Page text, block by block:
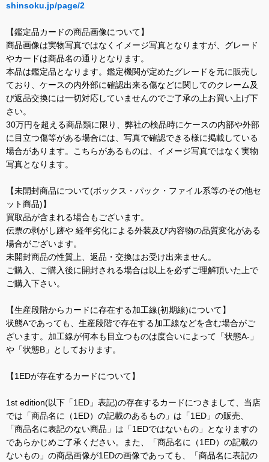
shinsoku.jp/page/2
【鑑定品カードの商品画像について】
商品画像は実物写真ではなくイメージ写真となりますが、グレード
やカードは商品名の通りとなります。
本品は鑑定品となります。鑑定機関が定めたグレードを元に販売し
ており、ケースの内外部に確認出来る傷などに関してのクレーム及
び返品交換には一切対応していませんのでご了承の上お買い上げ下
さい。
30万円を超える商品類に限り、弊社の検品時にケースの内部や外部
に目立つ傷等がある場合には、写真で確認できる様に掲載している
場合があります。こちらがあるものは、イメージ写真ではなく実物
写真となります。
【未開封商品について(ボックス・パック・ファイル系等のその他セ
ット商品)】
買取品が含まれる場合もございます。
伝票の剥がし跡や 経年劣化による外装及び内容物の品質変化がある
場合がございます。
未開封商品の性質上、返品・交換はお受け出来ません。
ご購入、ご購入後に開封される場合は以上を必ずご理解頂いた上で
ご購入下さい。
【生産段階からカードに存在する加工線(初期線)について】
状態Aであっても、生産段階で存在する加工線などを含む場合がご
ざいます。加工線が何本も目立つものは度合いによって「状態A-」
や「状態B」としております。
【1EDが存在するカードについて】
1st edition(以下「1ED」表記)の存在するカードにつきまして、当店
では「商品名に（1ED）の記載のあるもの」は「1ED」の販売、
「商品名に表記のない商品」は「1EDではないもの」となりますの
であらかじめご了承ください。また、「商品名に（1ED）の記載の
ないもの」の商品画像が1EDの画像であっても、「商品名に表記の